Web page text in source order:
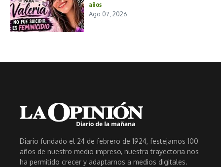
años
Ago 07, 2026
Diario fundado el 24 de febrero de 1924, festejamos 100
años de nuestro medio impreso, nuestra trayectoria nos
ha permitido crecer y adaptarnos a medios digitales.